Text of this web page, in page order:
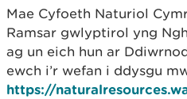
Mae Cyfoeth Naturiol
Ramsar gwlyptirol yng
ag un eich hun ar
ewch i’r wefan i ddysgu
https://